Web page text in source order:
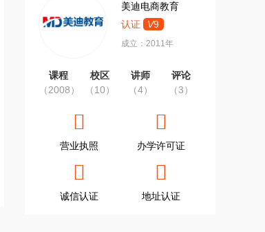
美迪电商教育
认证
V9
成立：2011年
课程
（2008）
校区
（10）
讲师
（4）
评论
（3）
营业执照 办学许可证
诚信认证 地址认证